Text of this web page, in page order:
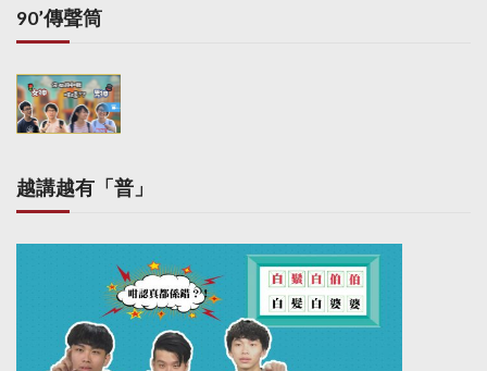
a
t
i
o
n
90’傳聲筒
越講越有「普」